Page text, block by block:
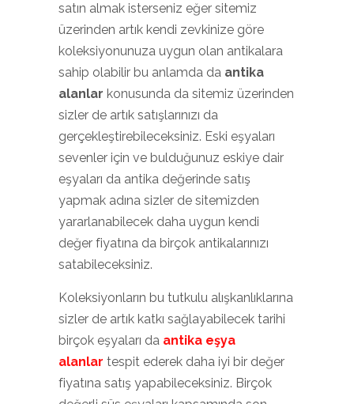
satın almak isterseniz eğer sitemiz
üzerinden artık kendi zevkinize göre
koleksiyonunuza uygun olan antikalara
sahip olabilir bu anlamda da antika
alanlar konusunda da sitemiz üzerinden
sizler de artık satışlarınızı da
gerçekleştirebileceksiniz. Eski eşyaları
sevenler için ve bulduğunuz eskiye dair
eşyaları da antika değerinde satış
yapmak adına sizler de sitemizden
yararlanabilecek daha uygun kendi
değer fiyatına da birçok antikalarınızı
satabileceksiniz.
Koleksiyonların bu tutkulu alışkanlıklarına
sizler de artık katkı sağlayabilecek tarihi
birçok eşyaları da antika eşya
alanlar tespit ederek daha iyi bir değer
fiyatına satış yapabileceksiniz. Birçok